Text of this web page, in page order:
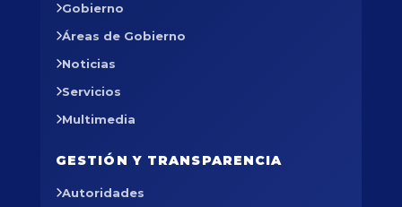
Gobierno
Áreas de Gobierno
Noticias
Servicios
Multimedia
GESTIÓN Y TRANSPARENCIA
Autoridades